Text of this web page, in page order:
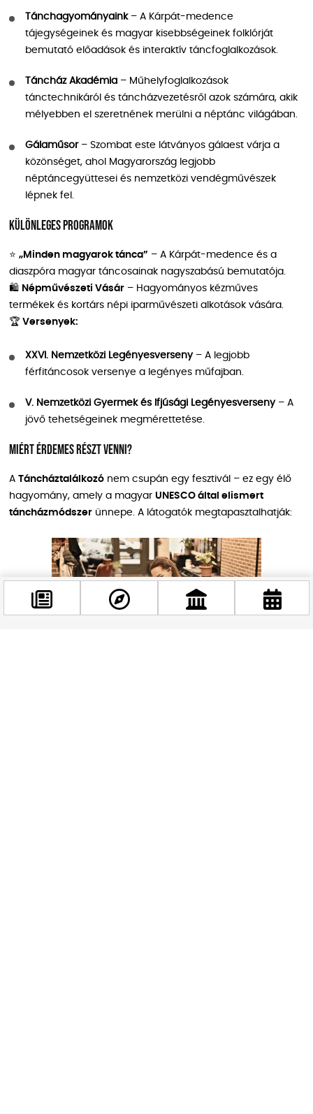
Tánchagyományaink– A Kárpát-medence
tájegységeinek és magyar kisebbségeinek folklórját
bemutató előadások és interaktív táncfoglalkozások.
Táncház Akadémia – Műhelyfoglalkozások
tánctechnikáról és táncházvezetésről azok számára, akik
mélyebben el szeretnének merülni a néptánc világában.
Gálaműsor– Szombat este látványos gálaest várja a
közönséget, ahol Magyarország legjobb
néptáncegyüttesei és nemzetközi vendégművészek
lépnek fel.
Különleges programok
⭐ „Minden magyarok tánca” – A Kárpát-medence és a
diaszpóra magyar táncosainak nagyszabású bemutatója.
🛍 Népművészeti Vásár – Hagyományos kézműves
termékek és kortárs népi iparművészeti alkotások vására.
🏆 Versenyek:
XXVI. Nemzetközi Legényesverseny– A legjobb
férfitáncosok versenye a legényes műfajban.
V. Nemzetközi Gyermek és Ifjúsági Legényesverseny– A
jövő tehetségeinek megmérettetése.
Miért érdemes részt venni?
A Táncháztalálkozó nem csupán egy fesztivál – ez egy élő
hagyomány, amely a magyar UNESCO által elismert
táncházmódszer ünnepe. A látogatók megtapasztalhatják: